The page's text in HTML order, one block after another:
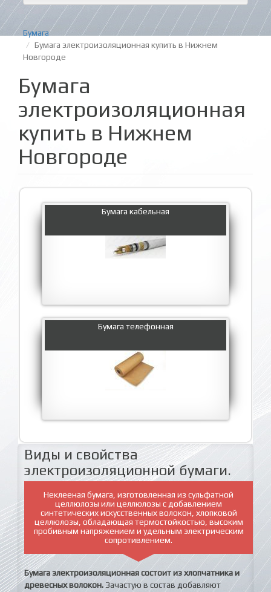
Бумага
Бумага электроизоляционная купить в Нижнем
Новгороде
Бумага
электроизоляционная
купить в Нижнем
Новгороде
Бумага кабельная
Бумага телефонная
Виды и свойства
электроизоляционной бумаги.
Неклееная бумага, изготовленная из сульфатной
целлюлозы или целлюлозы с добавлением
синтетических искусственных волокон, хлопковой
целлюлозы, обладающая термостойкостью, высоким
пробивным напряжением и удельным электрическим
сопротивлением.
Бумага электроизоляционная состоит из хлопчатника и
древесных волокон.Зачастую в состав добавляют